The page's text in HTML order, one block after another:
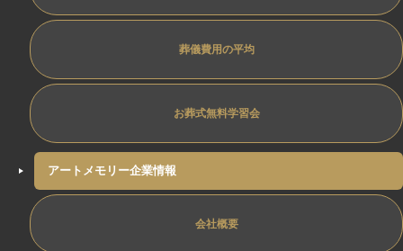
葬儀費用の平均
お葬式無料学習会
アートメモリー企業情報
会社概要